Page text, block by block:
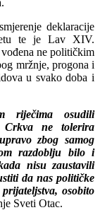
deklaracije
te je Lav XIV.
ne političkim
mržnje, progona i
u svako doba i
riječima osudili
Crkva ne tolerira
zbog samog
razdoblju bilo i
nisu zaustavili
da nas političke
osobito
Sveti Otac.